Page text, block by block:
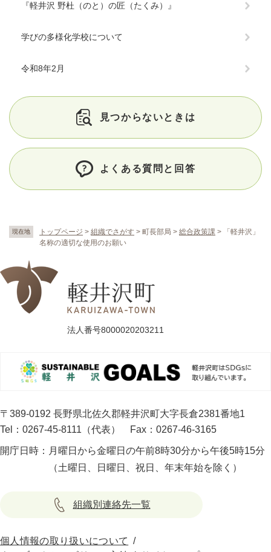
現在地 トップページ > 組織でさがす > 町長部局 > 総合政策課 >
「軽井沢」
名称の適切な使用のお願い
『軽井沢 野杜（のと）の匠（たくみ）』
学びの多様化学校について
令和8年2月
見つからないときは
よくある質問と回答
法人番号8000020203211
〒389-0192 長野県北佐久郡軽井沢町大字長倉2381番地1
Tel：0267-45-8111（代表）
Fax：0267-46-3165
開庁日時： 月曜日から金曜日の午前8時30分から午後5時15分
（土曜日、日曜日、祝日、年末年始を除く）
組織別連絡先一覧
個人情報の取り扱いについて